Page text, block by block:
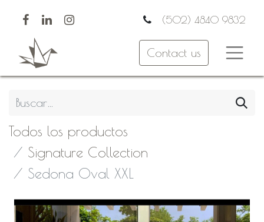
(502) 4840 9832
Contact us
Todos los productos
Signature Collection
Sedona Oval XXL